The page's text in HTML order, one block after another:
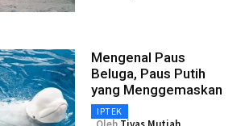
Mengenal Paus
Beluga, Paus Putih
yang Menggemaskan
IPTEK